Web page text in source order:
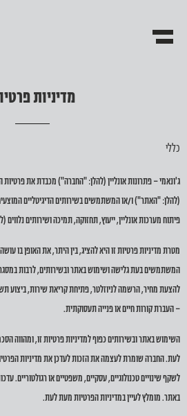
מדיניותפרטיו
כללי
ג'ונאמי – פתרונות אונליין (להלן: "החברה") מכבדת את
(להלן: "האתר") ו/או המשתמשים בשירותים הדיגיטליים
פיתוח מערכות אונליין, ייעוץ, תחזוקה, תמיכה ושירותים
מטרת מדיניות פרטיות זו היא להציג, בין היתר, את האופן בו
המשתמשים בעת גלישה ושימוש באתר ובשירותים, לרבות
להצעת מחיר, הרשמה לניוזלטר, פתיחת קריאת שירות, ביצוע
– העברת קורות חיים או פנייה תעסוקתית.
השימוש באתר ובשירותים כפוף למדיניות פרטיות זו, ומהווה
לעת. החברה שומרת לעצמה את הזכות לעדכן את מדיניות
לשקף שינויים טכנולוגיים, עסקיים, משפטיים או רגולטוריים.
באתר. מומלץ לעיין במדיניות הפרטיות מעת לעת.